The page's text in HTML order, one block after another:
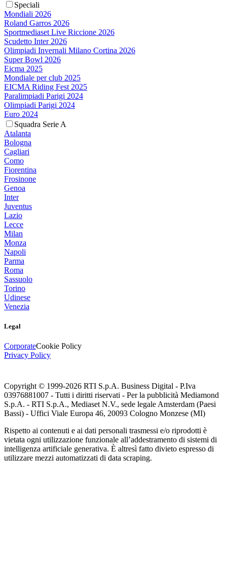
Speciali
Mondiali 2026
Roland Garros 2026
Sportmediaset Live Riccione 2026
Scudetto Inter 2026
Olimpiadi Invernali Milano Cortina 2026
Super Bowl 2026
Eicma 2025
Mondiale per club 2025
EICMA Riding Fest 2025
Paralimpiadi Parigi 2024
Olimpiadi Parigi 2024
Euro 2024
Squadra Serie A
Atalanta
Bologna
Cagliari
Como
Fiorentina
Frosinone
Genoa
Inter
Juventus
Lazio
Lecce
Milan
Monza
Napoli
Parma
Roma
Sassuolo
Torino
Udinese
Venezia
Legal
CorporateCookie Policy
Privacy Policy
Copyright © 1999-2026 RTI S.p.A. Business Digital - P.Iva
03976881007 - Tutti i diritti riservati - Per la pubblicità Mediamond
S.p.A. - RTI S.p.A., Mediaset N.V., sede legale Amsterdam (Paesi
Bassi) - Uffici Viale Europa 46, 20093 Cologno Monzese (MI)
Rispetto ai contenuti e ai dati personali trasmessi e/o riprodotti è
vietata ogni utilizzazione funzionale all’addestramento di sistemi di
intelligenza artificiale generativa. È altresì fatto divieto espresso di
utilizzare mezzi automatizzati di data scraping.